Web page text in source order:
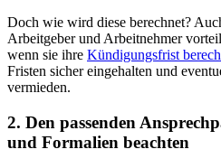
Doch wie wird diese berechnet?
Arbeitgeber und Arbeitnehmer
wenn sie ihre Kündigungsfrist
Fristen sicher eingehalten und
vermieden.
2. Den passenden
und Formalien beachten